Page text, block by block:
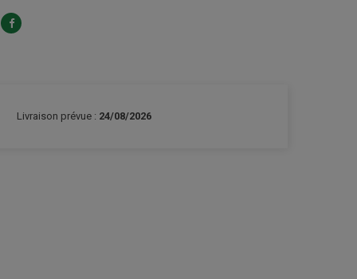
Livraison prévue : 24/08/2026